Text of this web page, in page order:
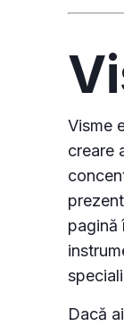
Visme
creare
pagină
Dacă